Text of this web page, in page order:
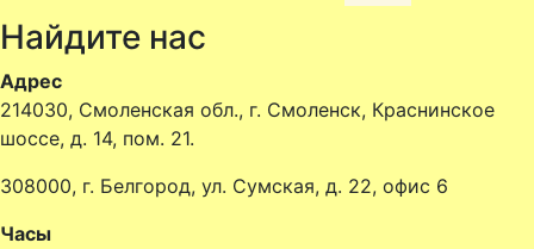
Найдите нас
Адрес
214030, Смоленская обл., г. Смоленск, Краснинское
шоссе, д. 14, пом. 21.
308000, г. Белгород, ул. Сумская, д. 22, офис 6
Часы